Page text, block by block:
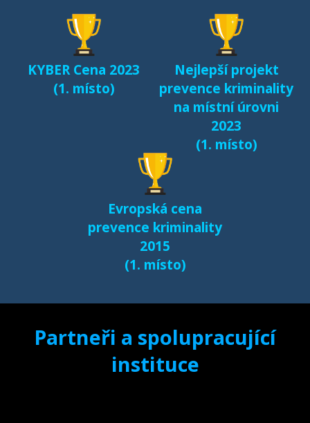
KYBER Cena 2023
(1. místo)
Nejlepší projekt
prevence kriminality
na místní úrovni
2023
(1. místo)
Evropská cena
prevence kriminality
2015
(1. místo)
Partneři a spolupracující
instituce